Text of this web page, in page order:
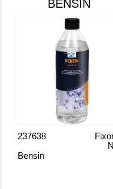
BENSIN
Bensin
237638